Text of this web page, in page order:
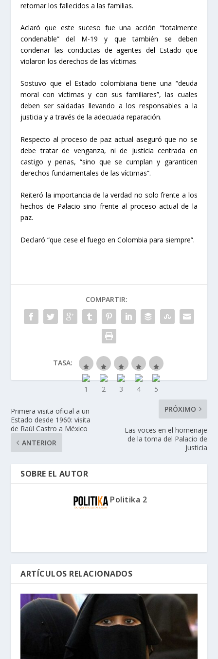
retornar los fallecidos a las familias.
Aclaró que este suceso fue una acción “totalmente
condenable” del M-19 y que también se deben
condenar las conductas de agentes del Estado que
violaron los derechos de las víctimas.
Sostuvo que el Estado colombiana tiene una “deuda
moral con víctimas y con sus familiares”, las cuales
deben ser saldadas llevando a los responsables a la
justicia y a través de la adecuada reparación.
Respecto al proceso de paz actual aseguró que no se
debe tratar de venganza, ni de justicia centrada en
castigo y penas, “sino que se cumplan y garanticen
derechos fundamentales de las víctimas”.
Reiteró la importancia de la verdad no solo frente a los
hechos de Palacio sino frente al proceso actual de la
paz.
Declaró “que cese el fuego en Colombia para siempre”.
COMPARTIR:
TASA:
Primera visita oficial a un
Estado desde 1960: visita
de Raúl Castro a México
ANTERIOR
PRÓXIMO
Las voces en el homenaje
de la toma del Palacio de
Justicia
SOBRE EL AUTOR
Politika 2
ARTÍCULOS RELACIONADOS